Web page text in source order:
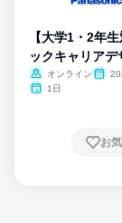
【大学1・2年
ックキャリア
ム
オンライン
1日
お